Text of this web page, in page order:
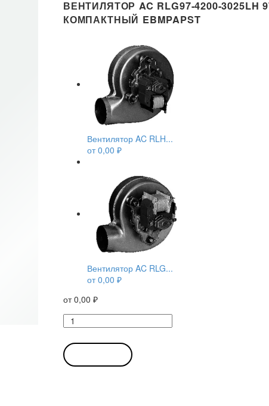
ВЕНТИЛЯТОР AC RLG97-4200-
КОМПАКТНЫЙ EBMPAPST
Вентилятор AC RLH...
от0,00 ₽
Вентилятор AC RLG...
от0,00 ₽
от0,00 ₽
Количество
товара
Вентилятор
AC
RLG97-